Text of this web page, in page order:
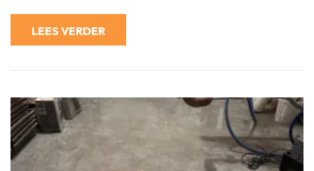
LEES VERDER